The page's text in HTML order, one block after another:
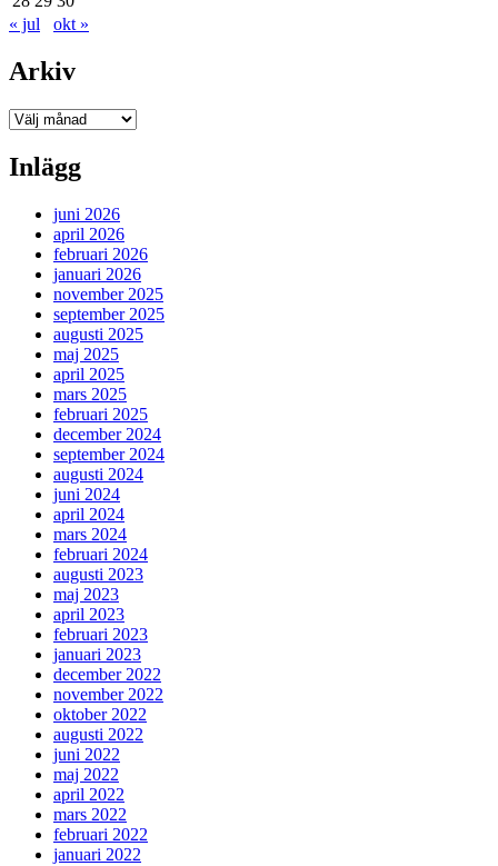
« jul
okt »
Arkiv
Arkiv
Inlägg
juni 2026
april 2026
februari 2026
januari 2026
november 2025
september 2025
augusti 2025
maj 2025
april 2025
mars 2025
februari 2025
december 2024
september 2024
augusti 2024
juni 2024
april 2024
mars 2024
februari 2024
augusti 2023
maj 2023
april 2023
februari 2023
januari 2023
december 2022
november 2022
oktober 2022
augusti 2022
juni 2022
maj 2022
april 2022
mars 2022
februari 2022
januari 2022